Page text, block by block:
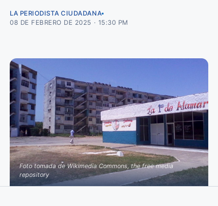
LA PERIODISTA CIUDADANA
08 DE FEBRERO DE 2025 · 15:30 PM
Foto tomada de Wikimedia Commons, the free media
repository